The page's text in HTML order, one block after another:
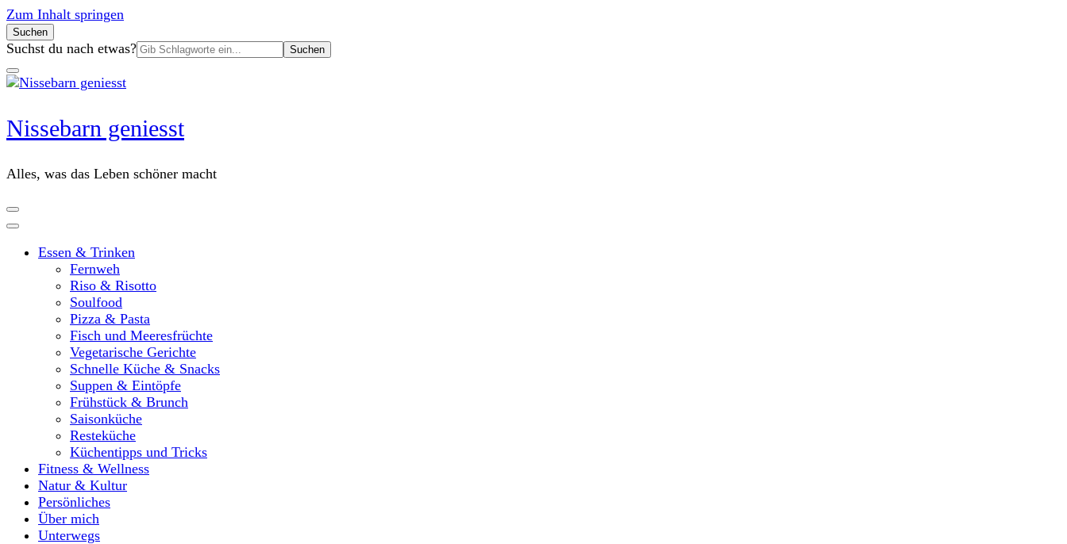
Zum Inhalt springen
Suchen
Suchen
nach:
Suchst du nach etwas?
Nissebarn geniesst
Alles, was das Leben schöner macht
Essen & Trinken
Fernweh
Riso & Risotto
Soulfood
Pizza & Pasta
Fisch und Meeresfrüchte
Vegetarische Gerichte
Schnelle Küche & Snacks
Suppen & Eintöpfe
Frühstück & Brunch
Saisonküche
Resteküche
Küchentipps und Tricks
Fitness & Wellness
Natur & Kultur
Persönliches
Über mich
Unterwegs